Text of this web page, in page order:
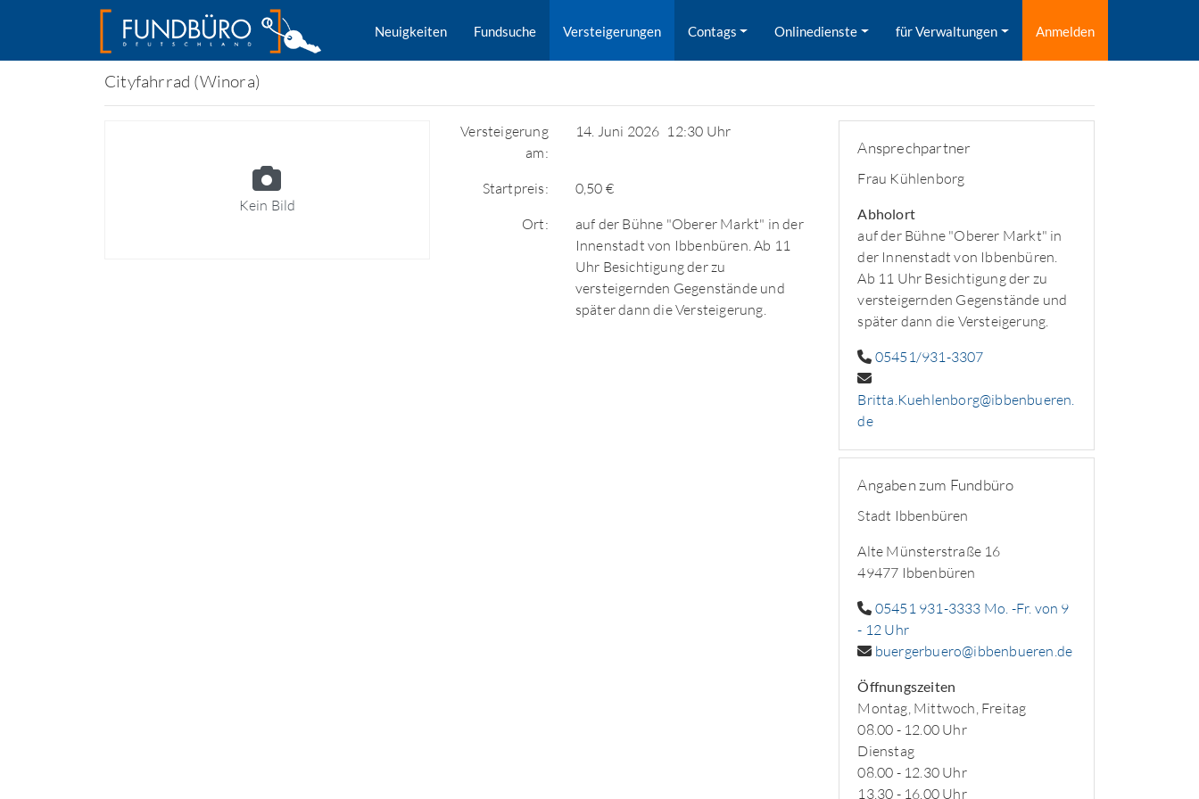
Neuigkeiten Fundsuche Versteigerungen Contags Onlinedienste für Verwaltungen Anmelden
Cityfahrrad (Winora)
Kein Bild
Versteigerung
am:
14. Juni 2026 12:30 Uhr
Startpreis:
0,50 €
Ort:
auf der Bühne "Oberer Markt" in der
Innenstadt von Ibbenbüren. Ab 11
Uhr Besichtigung der zu
versteigernden Gegenstände und
später dann die Versteigerung.
Ansprechpartner
Frau Kühlenborg
Abholort
auf der Bühne "Oberer Markt" in
der Innenstadt von Ibbenbüren.
Ab 11 Uhr Besichtigung der zu
versteigernden Gegenstände und
später dann die Versteigerung.
05451/931-3307
Britta.Kuehlenborg@ibbenbueren.
de
Angaben zum Fundbüro
Stadt Ibbenbüren
Alte Münsterstraße 16
49477 Ibbenbüren
05451 931-3333 Mo. -Fr. von 9
- 12 Uhr
buergerbuero@ibbenbueren.de
Öffnungszeiten
Montag, Mittwoch, Freitag
08.00 - 12.00 Uhr
Dienstag
08.00 - 12.30 Uhr
13.30 - 16.00 Uhr